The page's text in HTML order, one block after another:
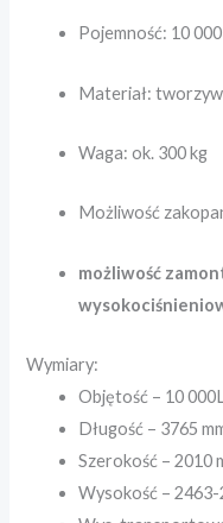
Pojemność: 10 000
Materiał:
Waga: ok. 300 kg
Możliwość
możliwość
Wymiary:
Objętość – 10 000L
Długość – 3765
Szerokość – 2010
Wysokość – 2463-